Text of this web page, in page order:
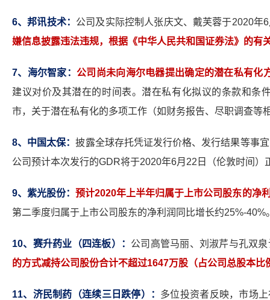
6、邦讯技术： 公司及实际控制人张庆文、戴芙蓉于2020年
嫌信息披露违法违规，根据《中华人民共和国证券法》的有
7、海尔智家：公司尚未向海尔电器提出确定的潜在私有化
建议对价及其潜在的时间表。潜在私有化拟议的条款和条
市，关于潜在私有化的多项工作（如财务报告、尽职调查等
8、中国太保：披露全球存托凭证发行价格、发行结果等事
公司预计本次发行的GDR将于2020年6月22日（伦敦时间）
9、紫光股份：预计2020年上半年归属于上市公司股东的净
第二季度归属于上市公司股东的净利润同比增长约25%-40%
10、赛升药业（四连板）： 公司高管马丽、刘淑芹与孔双
的方式减持公司股份合计不超过1647万股（占公司总股本比
11、济民制药（连续三日跌停）： 多位投资者反映，市场